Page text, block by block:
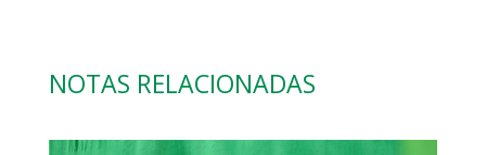
NOTAS RELACIONADAS